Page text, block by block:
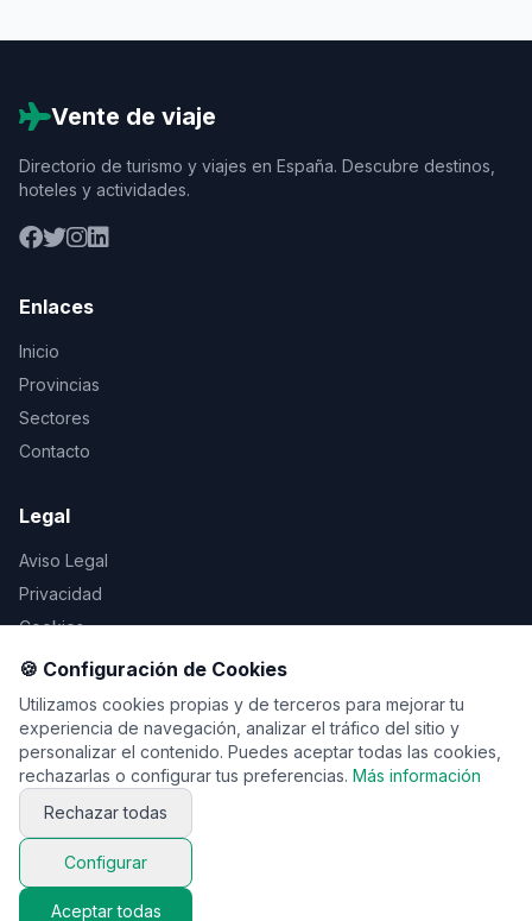
Vente de viaje
Directorio de turismo y viajes en España. Descubre destinos,
hoteles y actividades.
Enlaces
Inicio
Provincias
Sectores
Contacto
Legal
Aviso Legal
Privacidad
Cookies
© 2026 Vente de viaje. Todos los derechos reservados.
🍪 Configuración de Cookies
Utilizamos cookies propias y de terceros para mejorar tu
experiencia de navegación, analizar el tráfico del sitio y
personalizar el contenido. Puedes aceptar todas las cookies,
rechazarlas o configurar tus preferencias. Más información
Rechazar todas
Configurar
Aceptar todas